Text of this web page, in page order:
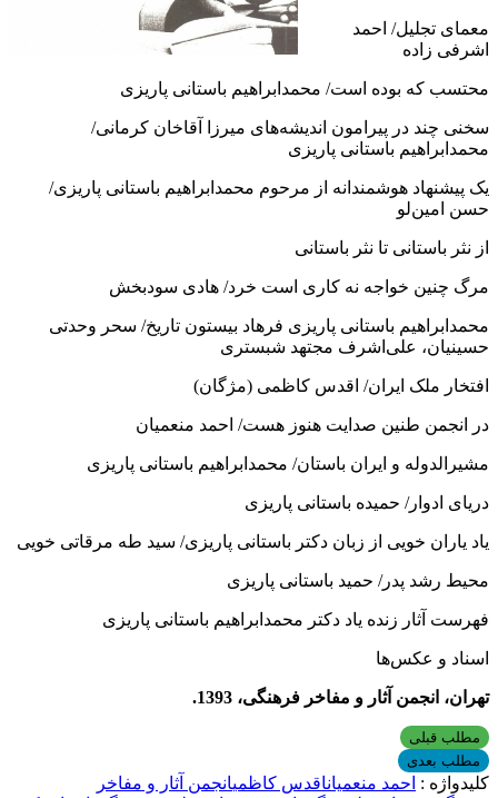
معمای تجلیل/ احمد
اشرفی زاده
محتسب که بوده است/ محمدابراهیم باستانی پاریزی
سخنی چند در پیرامون اندیشه‌های میرزا آقاخان کرمانی/
محمدابراهیم باستانی پاریزی
یک پیشنهاد هوشمندانه از مرحوم محمدابراهیم باستانی پاریزی/
حسن امین‌لو
از نثر باستانی تا نثر باستانی
مرگ چنین خواجه نه کاری است خرد/ هادی سودبخش
محمدابراهیم باستانی پاریزی فرهاد بیستون تاریخ/ سحر وحدتی
حسینیان، علی‌اشرف مجتهد شبستری
افتخار ملک ایران/ اقدس کاظمی (مژگان)
در انجمن طنین صدایت هنوز هست/ احمد منعمیان
مشیرالدوله و ایران باستان/ محمدابراهیم باستانی پاریزی
دریای ادوار/ حمیده باستانی پاریزی
یاد یاران خویی از زبان دکتر باستانی پاریزی/ سید طه مرقاتی خویی
محیط رشد پدر/ حمید باستانی پاریزی
فهرست آثار زنده یاد دکتر محمدابراهیم باستانی پاریزی
اسناد و عکس‌ها
تهران، انجمن آثار و مفاخر فرهنگی، 1393.
مطلب قبلی
مطلب بعدی
کلیدواژه : احمد منعمیاناقدس کاظمیانجمن آثار و مفاخر